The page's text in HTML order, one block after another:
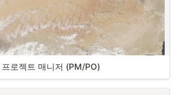
로젝트 매니저 (PM/PO)